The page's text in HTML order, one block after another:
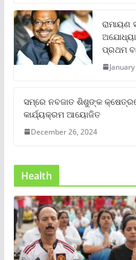
ରାମାୟଣ
ପ୍ରଥମ
ସମ୍‌ରେ ନବଜାତ ଶିଶୁଙ୍କ
କାର୍ଯ୍ୟକ୍ରମ ଆୟୋଜିତ
December 26, 2024
Health